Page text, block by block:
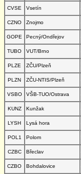
CVSE
Vsetín
CZNO
Znojmo
GOPE
Pecný/Ondřejov
TUBO
VUT/Brno
PLZE
ZČU/Plzeň
PLZN
ZČU-NTIS/Plzeň
VSBO
VŠB-TUO/Ostrava
KUNZ
Kunžak
LYSH
Lysá hora
POL1
Polom
CZBC
Břeclav
CZBO
Bohdalovice